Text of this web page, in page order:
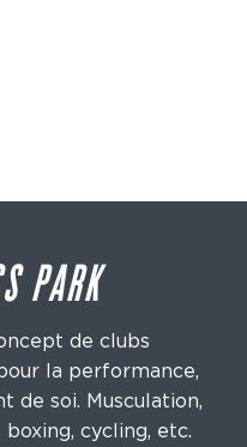
PARK
de clubs
la performance,
de soi. Musculation,
cycling, etc.